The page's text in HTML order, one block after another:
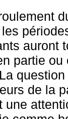
auront
partie
de la
une